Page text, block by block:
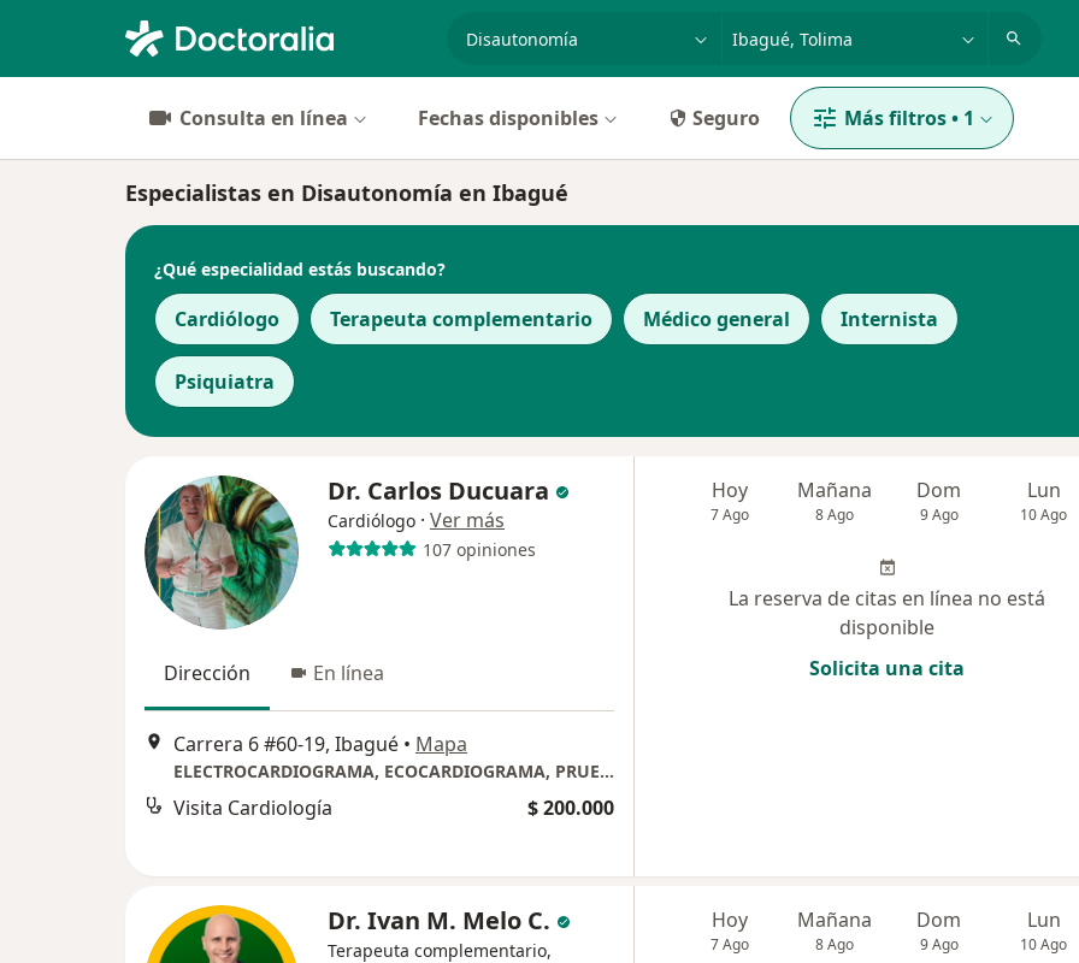
especialidad, enfermedad o nombre
p. ej. Bogotá
Consulta en línea Fechas disponibles Seguro Más filtros• 1
Especialistas en Disautonomía en Ibagué
¿Qué especialidad estás buscando?
Cardiólogo Terapeuta complementario Médico general Internista
Psiquiatra
Dr. Carlos Ducuara
Cardiólogo · Ver más
107 opiniones
Dirección En línea
Carrera 6 #60-19, Ibagué • Mapa
ELECTROCARDIOGRAMA, ECOCARDIOGRAMA, PRUEBA ESFUERZO, MESA BASCULANTE, HOLTER, MAPA, DIAGNOSTICO & TRATAMIENTO CARDIOVASCULAR: INSUFICIENCIA CARDIACA, ARRITMOLOGIA, DOLOR TORÁCICO, PLAN MASTER CARDIOLOGÍA, ESTUDIOS PREVIOS, TOTALCARDIO.
Visita Cardiología $ 200.000
Hoy
7 Ago
Mañana
8 Ago
Dom
9 Ago
Lun
10 Ago
La reserva de citas en línea no está
disponible
Solicita una cita
Dr. Ivan M. Melo C.
Terapeuta complementario,
Hoy
7 Ago
Mañana
8 Ago
Dom
9 Ago
Lun
10 Ago